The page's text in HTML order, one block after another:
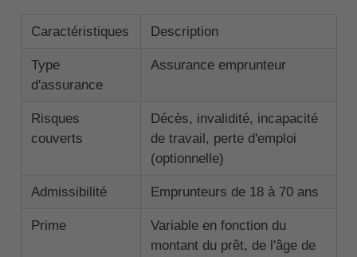
Caractéristiques Description
Type
d'assurance
Assurance emprunteur
Risques
couverts
Décès, invalidité, incapacité
de travail, perte d'emploi
(optionnelle)
Admissibilité Emprunteurs de 18 à 70 ans
Prime
Variable en fonction du
montant du prêt, de l'âge de